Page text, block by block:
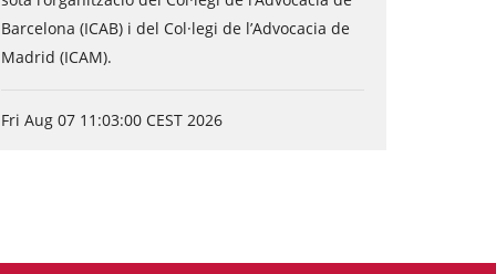
Barcelona (ICAB) i del Col·legi de l’Advocacia de
Madrid (ICAM).
Fri Aug 07 11:03:00 CEST 2026